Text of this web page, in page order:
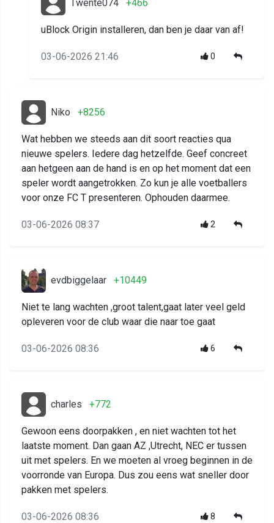
Twente074 +466
uBlock Origin installeren, dan ben je daar van af!
03-06-2026 21:46 0
Niko +8256
Wat hebben we steeds aan dit soort reacties qua
nieuwe spelers. Iedere dag hetzelfde. Geef concreet
aan hetgeen aan de hand is en op het moment dat een
speler wordt aangetrokken. Zo kun je alle voetballers
voor onze FC T presenteren. Ophouden daarmee.
03-06-2026 08:37 2
evdbiggelaar +10449
Niet te lang wachten ,groot talent,gaat later veel geld
opleveren voor de club waar die naar toe gaat
03-06-2026 08:36 6
charles +772
Gewoon eens doorpakken , en niet wachten tot het
laatste moment. Dan gaan AZ ,Utrecht, NEC er tussen
uit met spelers. En we moeten al vroeg beginnen in de
voorronde van Europa. Dus zou eens wat sneller door
pakken met spelers.
03-06-2026 08:36 8